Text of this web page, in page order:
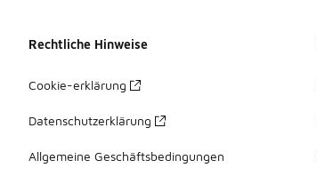
Rechtliche Hinweise
Cookie-erklärung
Datenschutzerklärung
Allgemeine Geschäftsbedingungen